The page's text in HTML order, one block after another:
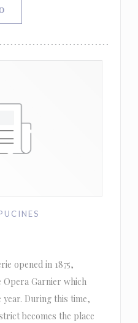
((ΑΝΟΊΓΕΙ ΣΕ ΝΈΟ ΠΑΡΆΘΥΡΟ))
opened in 1875,
Garnier which
year. During this time,
becomes the place